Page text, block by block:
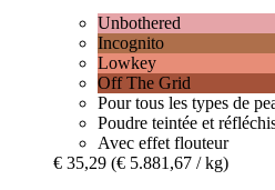
Unbothered
Incognito
Lowkey
Off The Grid
Pour tous les types de
Poudre teintée et
Avec effet flouteur
€ 35,29 (€ 5.881,67 / kg)